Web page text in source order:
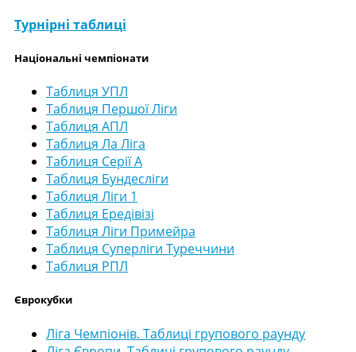
Турнірні таблиці
Національні чемпіонати
Таблиця УПЛ
Таблиця Першої Ліги
Таблиця АПЛ
Таблиця Ла Ліга
Таблиця Серії А
Таблиця Бундесліги
Таблиця Ліги 1
Таблиця Ередівізі
Таблиця Ліги Примейра
Таблиця Суперліги Туреччини
Таблиця РПЛ
Єврокубки
Ліга Чемпіонів. Таблиці групового раунду